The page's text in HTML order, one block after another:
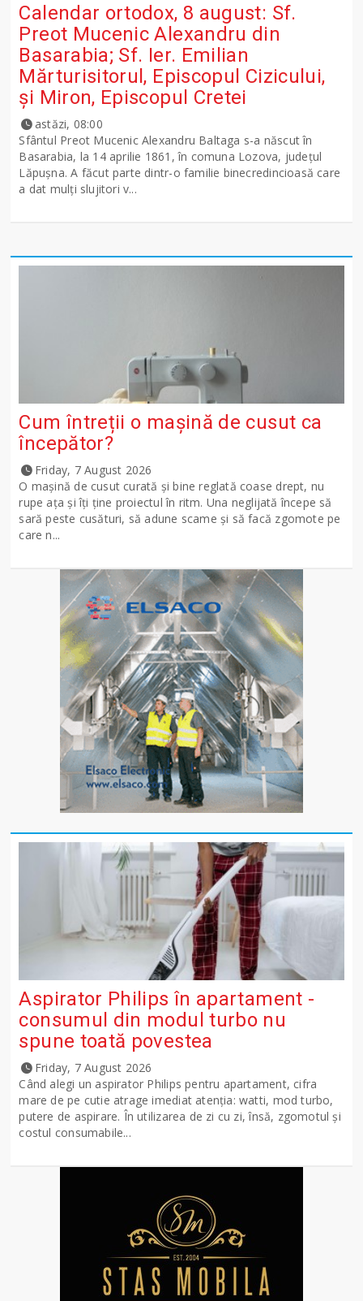
Calendar ortodox, 8 august: Sf.
Preot Mucenic Alexandru din
Basarabia; Sf. Ier. Emilian
Mărturisitorul, Episcopul Cizicului,
şi Miron, Episcopul Cretei
astăzi, 08:00
Sfântul Preot Mucenic Alexandru Baltaga s-a născut în
Basarabia, la 14 aprilie 1861, în comuna Lozova, județul
Lăpușna. A făcut parte dintr-o familie binecredincioasă care
a dat mulți slujitori v...
Cum întreții o mașină de cusut ca
începător?
Friday, 7 August 2026
O mașină de cusut curată și bine reglată coase drept, nu
rupe ața și îți ține proiectul în ritm. Una neglijată începe să
sară peste cusături, să adune scame și să facă zgomote pe
care n...
Aspirator Philips în apartament -
consumul din modul turbo nu
spune toată povestea
Friday, 7 August 2026
Când alegi un aspirator Philips pentru apartament, cifra
mare de pe cutie atrage imediat atenția: watti, mod turbo,
putere de aspirare. În utilizarea de zi cu zi, însă, zgomotul și
costul consumabile...